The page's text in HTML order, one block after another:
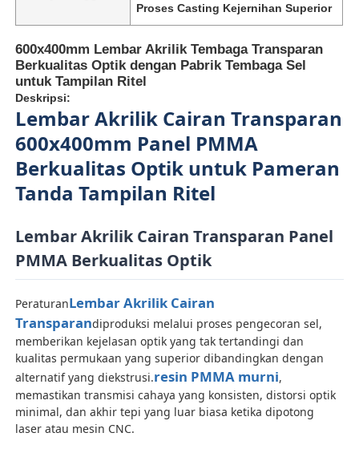
Rumah
Produk
Tentang kita
Wisata pabrik
Proses Casting Kejernihan Superior
600x400mm Lembar Akrilik Tembaga Transparan
Berkualitas Optik dengan Pabrik Tembaga Sel
untuk Tampilan Ritel
Deskripsi:
Lembar Akrilik Cairan Transparan
600x400mm Panel PMMA
Berkualitas Optik untuk Pameran
Tanda Tampilan Ritel
Lembar Akrilik Cairan Transparan Panel
PMMA Berkualitas Optik
PeraturanLembar Akrilik Cairan
Transparandiproduksi melalui proses pengecoran sel,
memberikan kejelasan optik yang tak tertandingi dan
kualitas permukaan yang superior dibandingkan dengan
alternatif yang diekstrusi.resin PMMA murni,
memastikan transmisi cahaya yang konsisten, distorsi optik
minimal, dan akhir tepi yang luar biasa ketika dipotong
laser atau mesin CNC.